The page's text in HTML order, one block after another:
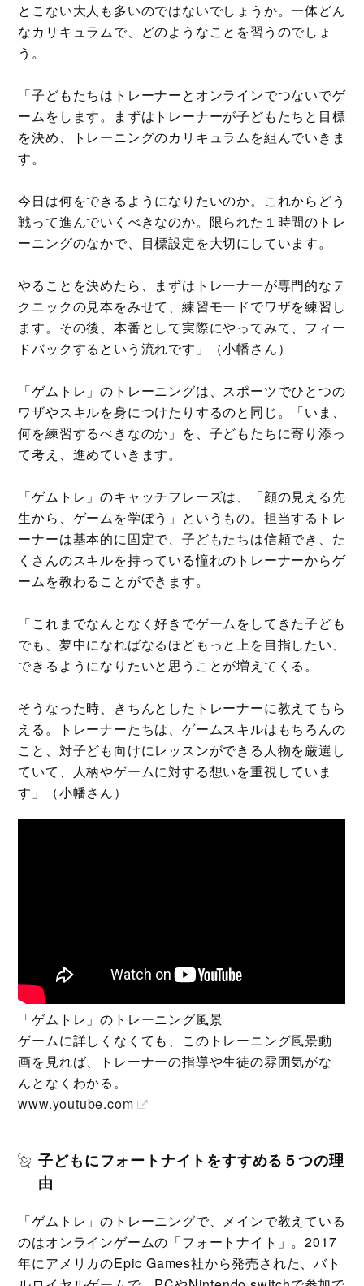
とこない大人も多いのではないでしょうか。一体どん
なカリキュラムで、どのようなことを習うのでしょ
う。
「子どもたちはトレーナーとオンラインでつないでゲ
ームをします。まずはトレーナーが子どもたちと目標
を決め、トレーニングのカリキュラムを組んでいきま
す。
今日は何をできるようになりたいのか。これからどう
戦って進んでいくべきなのか。限られた１時間のトレ
ーニングのなかで、目標設定を大切にしています。
やることを決めたら、まずはトレーナーが専門的なテ
クニックの見本をみせて、練習モードでワザを練習し
ます。その後、本番として実際にやってみて、フィー
ドバックするという流れです」（小幡さん）
「ゲムトレ」のトレーニングは、スポーツでひとつの
ワザやスキルを身につけたりするのと同じ。「いま、
何を練習するべきなのか」を、子どもたちに寄り添っ
て考え、進めていきます。
「ゲムトレ」のキャッチフレーズは、「顔の見える先
生から、ゲームを学ぼう」というもの。担当するトレ
ーナーは基本的に固定で、子どもたちは信頼でき、た
くさんのスキルを持っている憧れのトレーナーからゲ
ームを教わることができます。
「これまでなんとなく好きでゲームをしてきた子ども
でも、夢中になればなるほどもっと上を目指したい、
できるようになりたいと思うことが増えてくる。
そうなった時、きちんとしたトレーナーに教えてもら
える。トレーナーたちは、ゲームスキルはもちろんの
こと、対子ども向けにレッスンができる人物を厳選し
ていて、人柄やゲームに対する想いを重視していま
す」（小幡さん）
「ゲムトレ」のトレーニング風景
ゲームに詳しくなくても、このトレーニング風景動
画を見れば、トレーナーの指導や生徒の雰囲気がな
んとなくわかる。
www.youtube.com
子どもにフォートナイトをすすめる５つの理
由
「ゲムトレ」のトレーニングで、メインで教えている
のはオンラインゲームの「フォートナイト」。2017
年にアメリカのEpic Games社から発売された、バト